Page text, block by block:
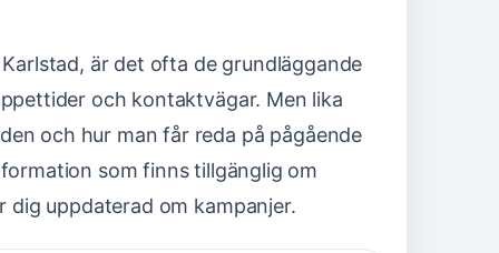
är det ofta de grundläggande
och kontaktvägar. Men lika
och hur man får reda på pågående
som finns tillgänglig om
dig uppdaterad om kampanjer.